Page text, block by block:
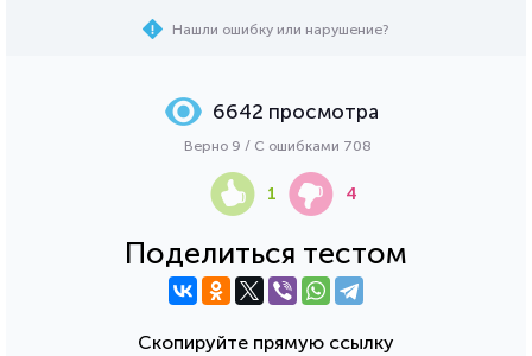
Нашли ошибку или нарушение?
Поделиться тестом
Скопируйте прямую ссылку
6642 просмотра
Верно 9 / С ошибками 708
1 4